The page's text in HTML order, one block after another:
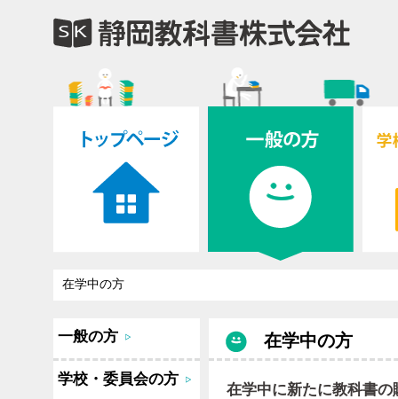
在学中の方
一般の方
学校・委員会の方
在学中の方
在学中に新たに教科書